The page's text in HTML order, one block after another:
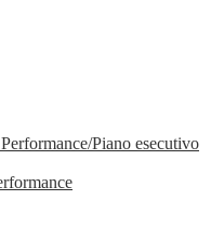
Piano esecutivo